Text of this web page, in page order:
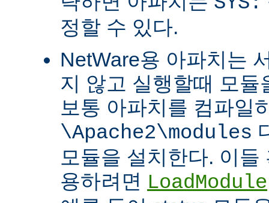
정할 수 있다.
NetWare용 아파치는
지 않고 실행할때 모듈
보통 아파치를 컴파일
\Apache2\modules
모듈을 설치한다. 이
용하려면 LoadModule